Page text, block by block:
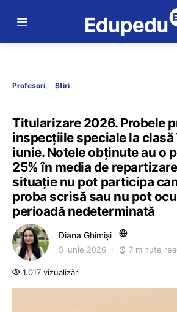
Profesori Știri
Titularizare 2026. Probele
inspecțiile speciale la clasă
iunie. Notele obținute au o
25% în media de
situație nu pot participa
proba scrisă sau nu pot
perioadă nedeterminată
Diana Ghimiși
5 iunie 2026 7 minute
1.017 vizualizări